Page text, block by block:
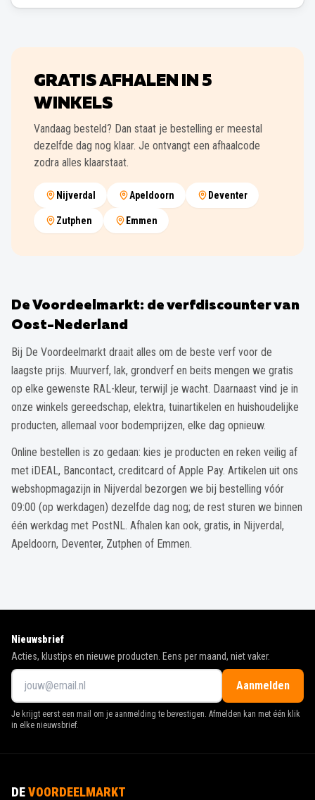
GRATIS AFHALEN IN 5
WINKELS
Vandaag besteld? Dan staat je bestelling er meestal
dezelfde dag nog klaar. Je ontvangt een afhaalcode
zodra alles klaarstaat.
Nijverdal Apeldoorn Deventer
Zutphen Emmen
De Voordeelmarkt: de verfdiscounter van
Oost-Nederland
Bij De Voordeelmarkt draait alles om de beste verf voor de
laagste prijs. Muurverf, lak, grondverf en beits mengen we gratis
op elke gewenste RAL-kleur, terwijl je wacht. Daarnaast vind je in
onze winkels gereedschap, elektra, tuinartikelen en huishoudelijke
producten, allemaal voor bodemprijzen, elke dag opnieuw.
Online bestellen is zo gedaan: kies je producten en reken veilig af
met iDEAL, Bancontact, creditcard of Apple Pay. Artikelen uit ons
webshopmagazijn in Nijverdal bezorgen we bij bestelling vóór
09:00 (op werkdagen) dezelfde dag nog; de rest sturen we binnen
één werkdag met PostNL. Afhalen kan ook, gratis, in Nijverdal,
Apeldoorn, Deventer, Zutphen of Emmen.
Nieuwsbrief
Acties, klustips en nieuwe producten. Eens per maand, niet vaker.
Aanmelden
Je krijgt eerst een mail om je aanmelding te bevestigen. Afmelden kan met één klik
in elke nieuwsbrief.
DEVOORDEELMARKT